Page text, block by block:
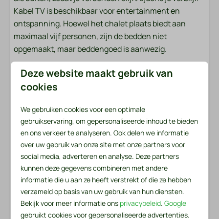
Buiten
Tuin
Tuinmeubels
Loungeset
Ligstoelen
BBQ: Houtskool
Parkeerplaats: 1
Veiligheid
Brandblusser
Rookmelder
Verwarming & Verkoeling
Centrale verwarming
Kabel TV is beschikbaar voor entertainment en
ontspanning. Hoewel het chalet plaats biedt aan
maximaal vijf personen, zijn de bedden niet
opgemaakt, maar beddengoed is aanwezig.
Met deze combinatie van luxe en functionaliteit biedt
het chalet een ideale omgeving voor een relaxte en
comfort van dit schitterende chalet!
Beddengoed en handdoeken liggen voor u klaar
Het beddengoedpakket per persoon bevat een
hoeslaken, een dekbedovertrek en een kussensloop.
In het handdoekenpakket vind je zowel een kleine als
een grote handdoek. Daarnaast zijn er een
keukenhanddoek en een theedoek beschikbaar. Voor
de eerste dag is er ook een handige serviceset
Deze website maakt gebruik van
cookies
We gebruiken cookies voor een optimale
gebruikservaring, om gepersonaliseerde inhoud te bieden
en ons verkeer te analyseren. Ook delen we informatie
over uw gebruik van onze site met onze partners voor
social media, adverteren en analyse. Deze partners
kunnen deze gegevens combineren met andere
informatie die u aan ze heeft verstrekt of die ze hebben
verzameld op basis van uw gebruik van hun diensten.
Bekijk voor meer informatie ons privacybeleid.Google
gebruikt cookies voor gepersonaliseerde advertenties.